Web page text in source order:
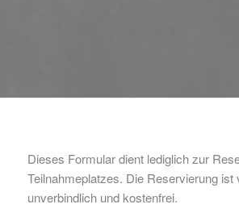
Dieses Formular dient lediglich zur
Teilnahmeplatzes. Die Reservierung ist
unverbindlich und kostenfrei.